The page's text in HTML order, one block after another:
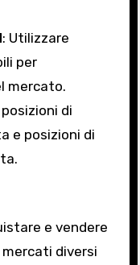
: Utilizzare
per
mercato.
di
e posizioni di
e vendere
diversi